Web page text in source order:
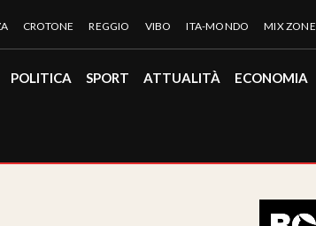
CROTONE REGGIO VIBO ITA-MONDO MIX ZONE
POLITICA SPORT ATTUALITÀ ECONOMIA